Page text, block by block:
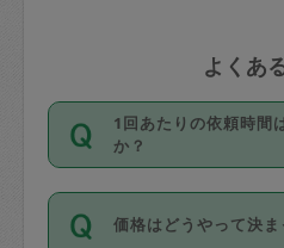
よくあ
1回あたりの依頼時間
か？
依頼1回につき3時
超えて依頼したい場
価格はどうやって決ま